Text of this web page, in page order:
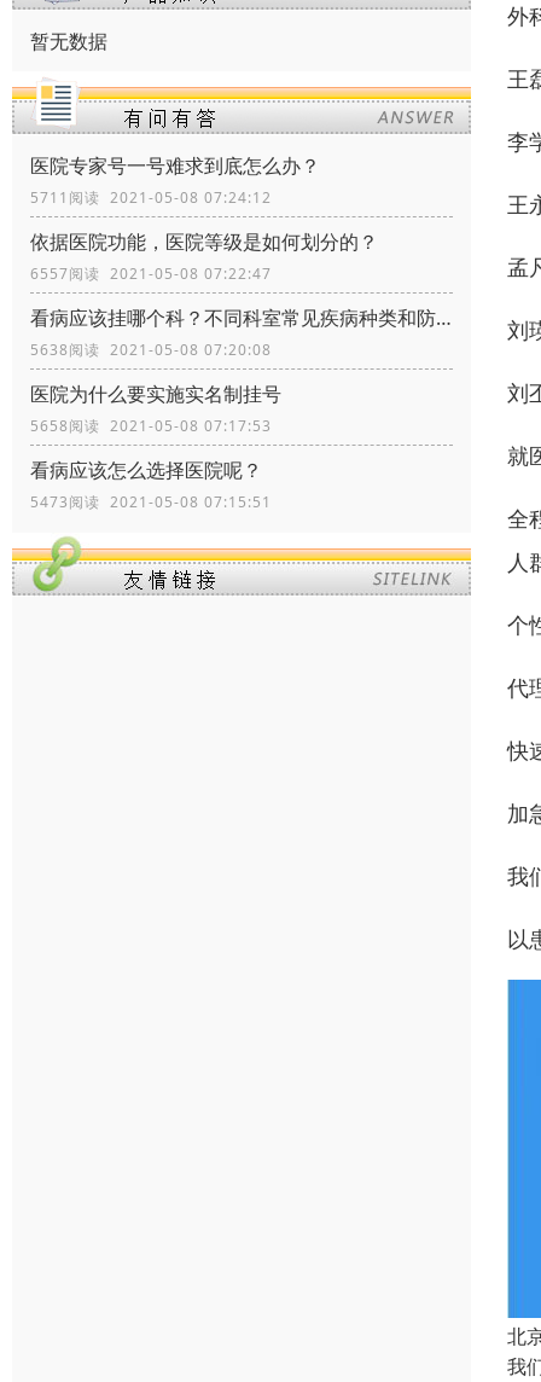
暂无数据
医院专家号一号难求到底怎么办？
5711阅读 2021-05-08 07:24:12
依据医院功能，医院等级是如何划分的？
6557阅读 2021-05-08 07:22:47
看病应该挂哪个科？不同科室常见疾病种类和防治
5638阅读 2021-05-08 07:20:08
医院为什么要实施实名制挂号
5658阅读 2021-05-08 07:17:53
看病应该怎么选择医院呢？
5473阅读 2021-05-08 07:15:51
外
王
李
王
孟
刘
刘
就
全
人
个
代
快
加
我
以
北
我